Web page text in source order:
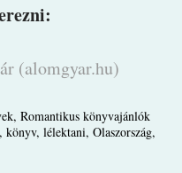
(alomgyar.hu)
, Romantikus könyvajánlók
, könyv, lélektani, Olaszország,